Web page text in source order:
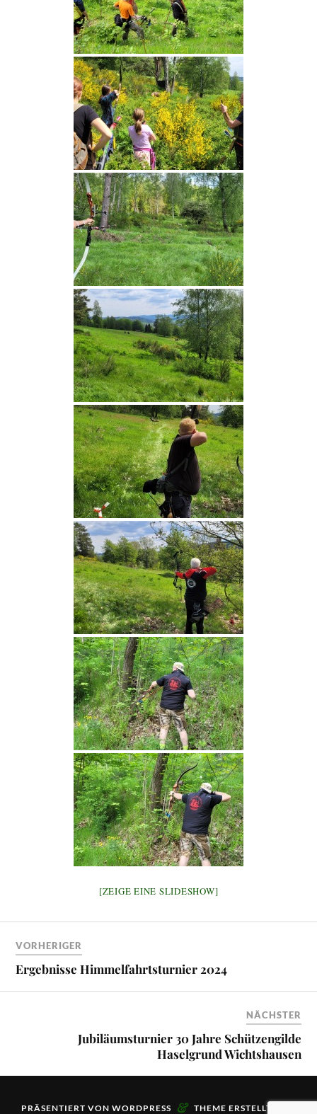
[ZEIGE EINE SLIDESHOW]
VORHERIGER
Ergebnisse Himmelfahrtsturnier 2024
NÄCHSTER
Jubiläumsturnier 30 Jahre Schützengilde
Haselgrund Wichtshausen
PRÄSENTIERT VON WORDPRESS & THEME ERSTELLT VON